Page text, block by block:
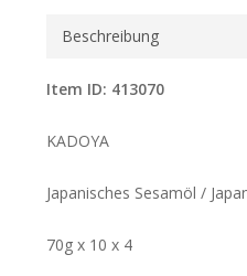
Beschreibung
Item ID: 413070
KADOYA
Japanisches Sesamöl /
70g x 10 x 4